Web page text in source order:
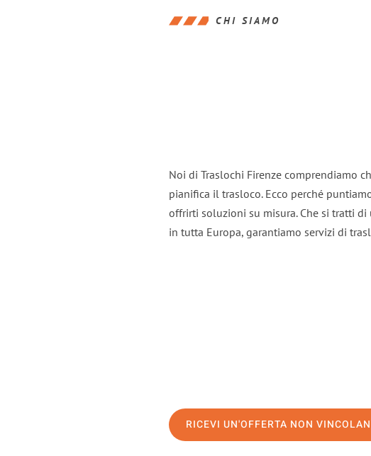
CHI SIAMO
Noi di Traslochi Firenze comprendiamo
pianifica il trasloco. Ecco perché
offrirti soluzioni su misura. Che si tratti
in tutta Europa, garantiamo servizi di
RICEVI UN'OFFERTA NON